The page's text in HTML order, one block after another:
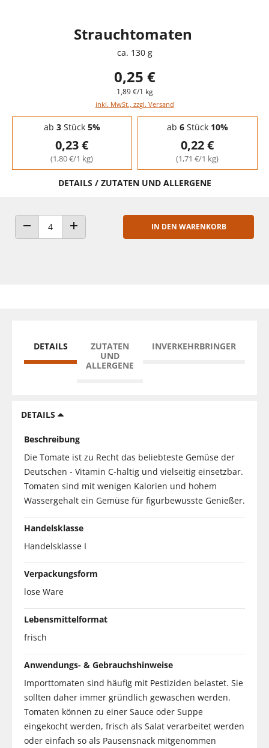
Strauchtomaten
ca. 130 g
0,25 €
1,89 €/1 kg
inkl. MwSt., zzgl. Versand
Staffelpreise - Mengenrabatt
ab 3Stück 5%
0,23 €
(1,80 €/1 kg)
ab 6Stück 10%
0,22 €
(1,71 €/1 kg)
DETAILS / ZUTATEN UND ALLERGENE
ANZAHL VERRINGERNANZAHL ERHÖHEN
IN DEN WARENKORB
DETAILS
ZUTATEN
UND
ALLERGENE
INVERKEHRBRINGER
DETAILS
Beschreibung
Die Tomate ist zu Recht das beliebteste Gemüse der
Deutschen - Vitamin C-haltig und vielseitig einsetzbar.
Tomaten sind mit wenigen Kalorien und hohem
Wassergehalt ein Gemüse für figurbewusste Genießer.
Handelsklasse
Handelsklasse I
Verpackungsform
lose Ware
Lebensmittelformat
frisch
Anwendungs- & Gebrauchshinweise
Importtomaten sind häufig mit Pestiziden belastet. Sie
sollten daher immer gründlich gewaschen werden.
Tomaten können zu einer Sauce oder Suppe
eingekocht werden, frisch als Salat verarbeitet werden
oder einfach so als Pausensnack mitgenommen